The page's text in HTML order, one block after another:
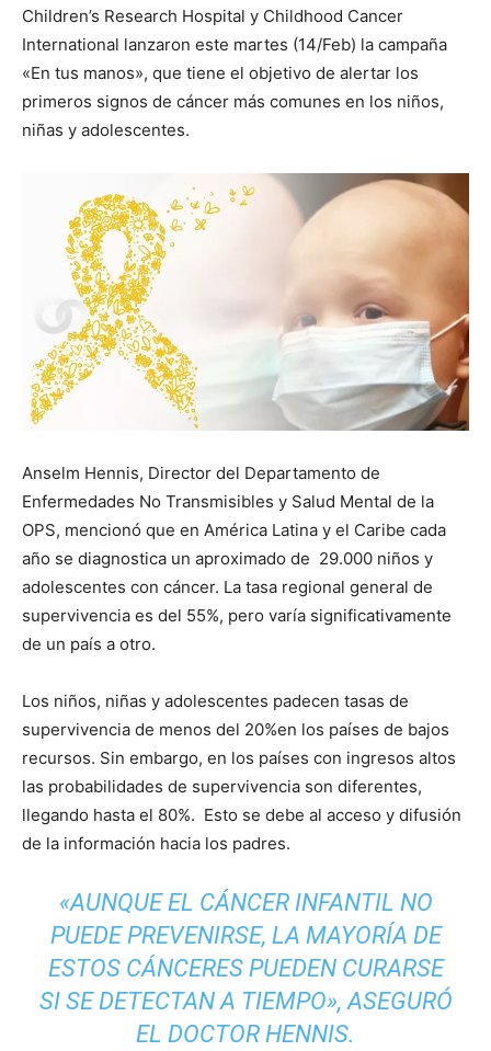
Children’s Research Hospital y Childhood Cancer
International lanzaron este martes (14/Feb) la campaña
«En tus manos», que tiene el objetivo de alertar los
primeros signos de cáncer más comunes en los niños,
niñas y adolescentes.
Anselm Hennis, Director del Departamento de
Enfermedades No Transmisibles y Salud Mental de la
OPS, mencionó que en América Latina y el Caribe cada
año se diagnostica un aproximado de 29.000 niños y
adolescentes con cáncer. La tasa regional general de
supervivencia es del 55%, pero varía significativamente
de un país a otro.
Los niños, niñas y adolescentes padecen tasas de
supervivencia de menos del 20%en los países de bajos
recursos. Sin embargo, en los países con ingresos altos
las probabilidades de supervivencia son diferentes,
llegando hasta el 80%. Esto se debe al acceso y difusión
de la información hacia los padres.
«AUNQUE EL CÁNCER INFANTIL NO
PUEDE PREVENIRSE, LA MAYORÍA DE
ESTOS CÁNCERES PUEDEN CURARSE
SI SE DETECTAN A TIEMPO», ASEGURÓ
EL DOCTOR HENNIS.